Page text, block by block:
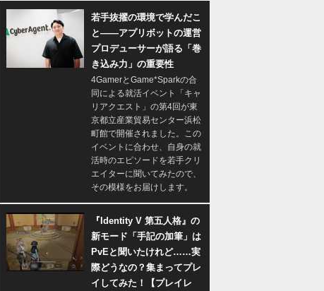
若手抜擢の環境で学んだこ
と――アプリボットの運営
プロデューサーが語る「巻
き込み力」の重要性
4GamerとGame*Sparkの合
同による就活イベント「キャ
リアクエスト」の第4回が東
京都立産業貿易センター浜松
町館で開催されました。この
イベントに合わせ、自身の就
活時のエピソードを若手クリ
エイターに聞いてみたので、
その模様をお届けします。
『Identity V 第五人格』の
新モード「手記の加筆」は
PvEと聞いたけれど……実
際どうなの？集まってプレ
イしてみた！【プレイレ